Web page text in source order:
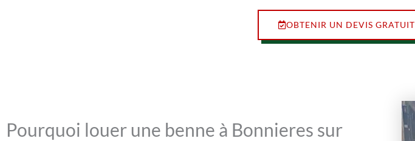
OBTENIR UN DEVIS GRATUIT
Pourquoi louer une benne à Bonnieres sur